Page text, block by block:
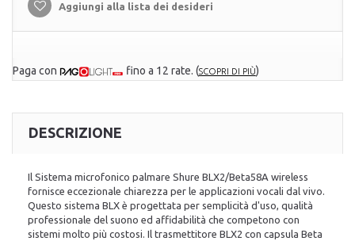
Aggiungi alla lista dei desideri
Paga con fino a 12 rate. (SCOPRI DI PIÙ)
DESCRIZIONE
Il Sistema microfonico palmare Shure BLX2/Beta58A wireless
fornisce eccezionale chiarezza per le applicazioni vocali dal vivo.
Questo sistema BLX è progettata per semplicità d'uso, qualità
professionale del suono ed affidabilità che competono con
sistemi molto più costosi. Il trasmettitore BLX2 con capsula Beta